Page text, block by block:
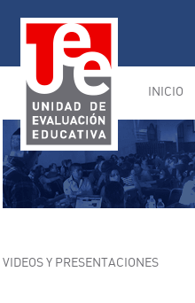
INICIO
VIDEOS Y PRESENTACIONES